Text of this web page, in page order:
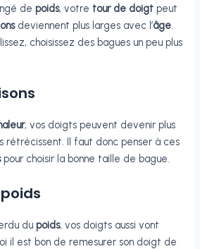
de poids, votre tour de doigt peut
deviennent plus larges avec l’âge.
choisissez des bagues un peu plus
, vos doigts peuvent devenir plus
rétrécissent. Il faut donc penser à ces
pour choisir la bonne taille de bague.
du poids, vos doigts aussi vont
il est bon de remesurer son doigt de